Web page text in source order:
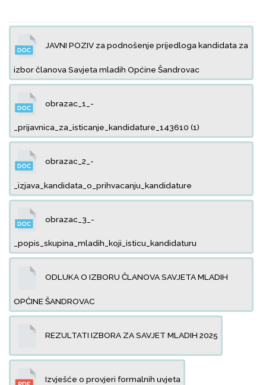
JAVNI POZIV za podnošenje prijedloga kandidata za
izbor članova Savjeta mladih Općine Šandrovac
obrazac_1_-
_prijavnica_za_isticanje_kandidature_143610 (1)
obrazac_2_-
_izjava_kandidata_o_prihvacanju_kandidature
obrazac_3_-
_popis_skupina_mladih_koji_isticu_kandidaturu
ODLUKA O IZBORU ČLANOVA SAVJETA MLADIH
OPĆINE ŠANDROVAC
REZULTATI IZBORA ZA SAVJET MLADIH 2025
Izvješće o provjeri formalnih uvjeta